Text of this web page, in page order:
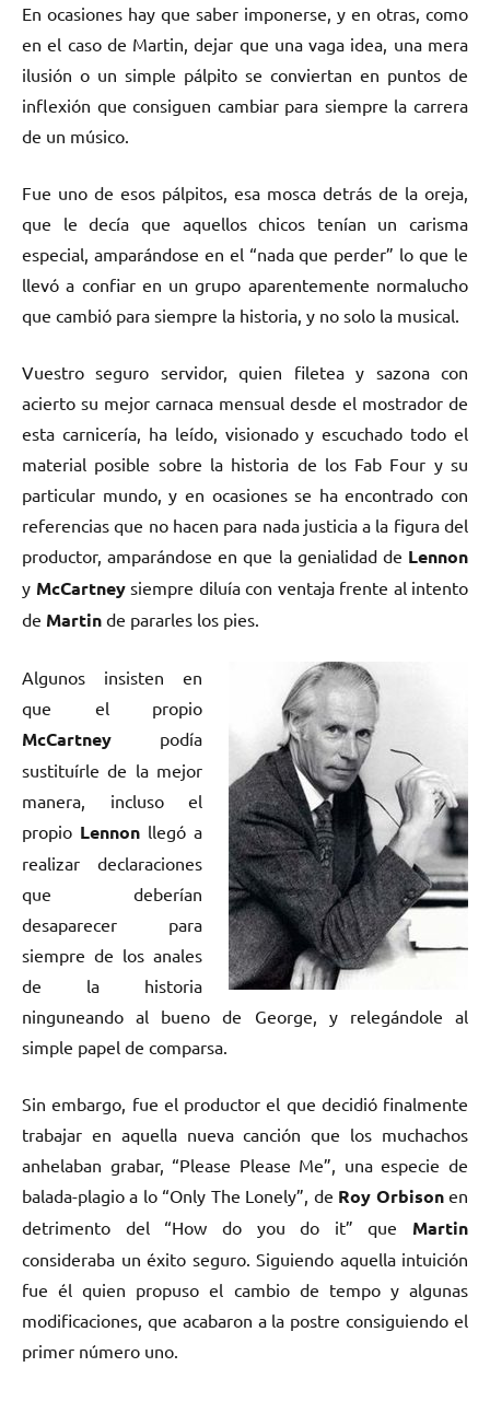
En ocasiones hay que saber imponerse, y en otras, como
en el caso de Martin, dejar que una vaga idea, una mera
ilusión o un simple pálpito se conviertan en puntos de
inflexión que consiguen cambiar para siempre la carrera
de un músico.
Fue uno de esos pálpitos, esa mosca detrás de la oreja,
que le decía que aquellos chicos tenían un carisma
especial, amparándose en el “nada que perder” lo que le
llevó a confiar en un grupo aparentemente normalucho
que cambió para siempre la historia, y no solo la musical.
Vuestro seguro servidor, quien filetea y sazona con
acierto su mejor carnaca mensual desde el mostrador de
esta carnicería, ha leído, visionado y escuchado todo el
material posible sobre la historia de los Fab Four y su
particular mundo, y en ocasiones se ha encontrado con
referencias que no hacen para nada justicia a la figura del
productor, amparándose en que la genialidad de Lennon
y McCartneysiempre diluía con ventaja frente al intento
de Martin de pararles los pies.
Algunos insisten en
que el propio
McCartney podía
sustituírle de la mejor
manera, incluso el
propio Lennon llegó a
realizar declaraciones
que deberían
desaparecer para
siempre de los anales
de la historia
ninguneando al bueno de George, y relegándole al
simple papel de comparsa.
Sin embargo, fue el productor el que decidió finalmente
trabajar en aquella nueva canción que los muchachos
anhelaban grabar, “Please Please Me”, una especie de
balada-plagio a lo “Only The Lonely”, de Roy Orbisonen
detrimento del “How do you do it” que Martin
consideraba un éxito seguro. Siguiendo aquella intuición
fue él quien propuso el cambio de tempo y algunas
modificaciones, que acabaron a la postre consiguiendo el
primer número uno.